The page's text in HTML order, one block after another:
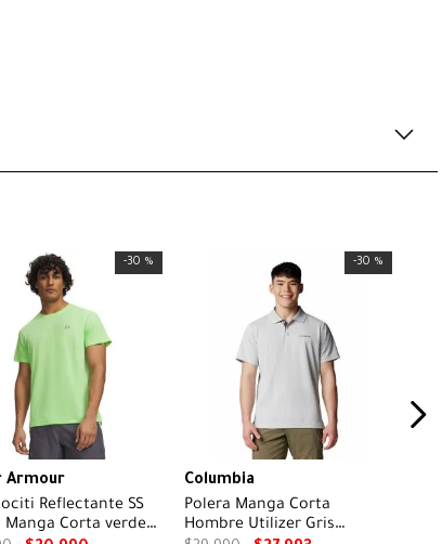
-30 %
Armour
Reflectante SS
Manga Corta verde
-30 %
Columbia
Polera Manga Corta
Hombre Utilizer Gris